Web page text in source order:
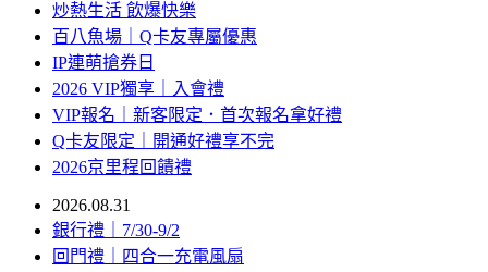
炒熱生活 飲爆快樂
百八魚場｜Q卡友專屬優惠
IP連萌搶券日
2026 VIP獨享｜入會禮
VIP報名｜新客限定．首次報名拿好禮
Q卡友限定｜開通好禮享不完
2026京里程回饋禮
2026.08.31
銀行禮｜7/30-9/2
回門禮｜四合一充電風扇